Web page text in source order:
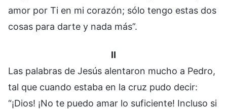
amor por Ti en mi corazón; sólo tengo estas dos
cosas para darte y nada más”.
II
Las palabras de Jesús alentaron mucho a Pedro,
tal que cuando estaba en la cruz pudo decir:
“¡Dios! ¡No te puedo amar lo suficiente! Incluso si